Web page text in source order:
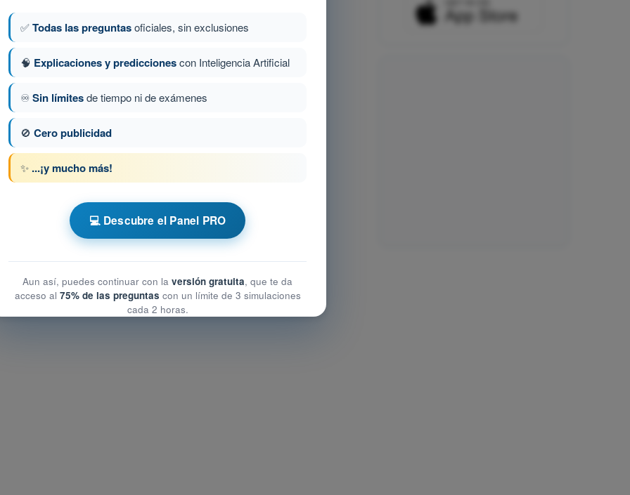
se le acabe la batería.
76 de 140
Drones A1-A3
de los UAS
de los UAS
✅Todas las preguntasoficiales, sin exclusiones
🧠 Explicaciones y prediccionescon Inteligencia Artificial
♾️Sin límitesde tiempo ni de exámenes
🚫 Cero publicidad
✨ ...¡y mucho más!
💻 Descubre el Panel PRO
Aun así, puedes continuar con la versión gratuita, que te da
acceso al 75% de las preguntas con un límite de 3 simulaciones
cada 2 horas.